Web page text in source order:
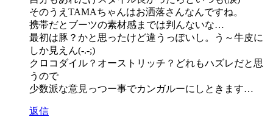
そのうえTAMAちゃんはお洒落さんなんですね。
携帯だとブーツの素材感までは判んないな…
最初は豚？かと思ったけど違うっぽいし。う～牛皮に
しか見えん(-.-;)
クロコダイル？オーストリッチ？どれもハズレだと思
うので
少数派な意見っつー事でカンガルーにしときます…
返信